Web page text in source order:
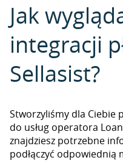
Jak
integracji
Sellasist?
Stworzyliśmy dla Ciebie
do usług operatora
znajdziesz potrzebne
podłączyć odpowiednią